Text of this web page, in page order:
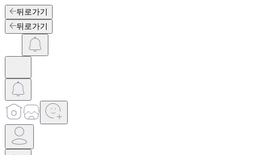
뒤로가기
뒤로가기